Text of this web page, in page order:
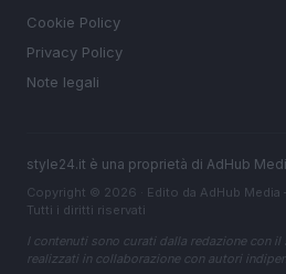
Cookie Policy
Privacy Policy
Note legali
style24.it è una proprietà di AdHub
Copyright © 2026 · Edito da AdHub Media
Tutti i diritti riservati
I contenuti sono curati dalla redazione con
realizzati in collaborazione con autori